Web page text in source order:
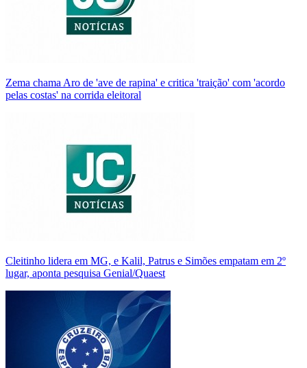
Zema chama Aro de 'ave de rapina' e critica 'traição' com 'acordo
pelas costas' na corrida eleitoral
Cleitinho lidera em MG, e Kalil, Patrus e Simões empatam em 2º
lugar, aponta pesquisa Genial/Quaest